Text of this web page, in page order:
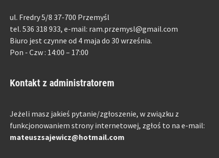
ul. Fredry 5/8 37-700 Przemyśl
tel. 536 318 933, e-mail: ram.przemysl@gmail.com
Biuro jest czynne od 4 maja do 30 września.
Pon - Czw : 14:00 – 17:00
Kontakt z administratorem
Jeżeli masz jakieś pytanie/zgłoszenie, w związku z
funkcjonowaniem strony internetowej, zgłoś to na e-mail:
mateuszsajewicz@hotmail.com